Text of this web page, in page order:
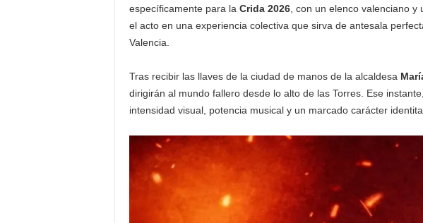
específicamente para la Crida 2026, con un elenco valenciano y
el acto en una experiencia colectiva que sirva de antesala
Valencia.
Tras recibir las llaves de la ciudad de manos de la alcaldesa
dirigirán al mundo fallero desde lo alto de las Torres. Ese
intensidad visual, potencia musical y un marcado carácter